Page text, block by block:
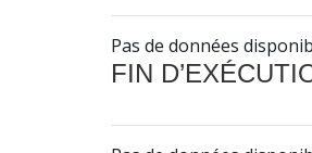
Pas de données
FIN